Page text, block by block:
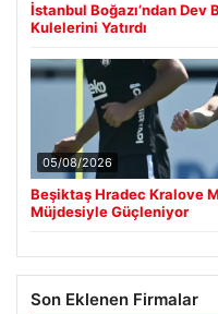
İstanbul Boğazı’ndan
Kulelerini Yatırdı
05/08/2026
Beşiktaş Hradec Kralove
Müjdesiyle Güçleniyor
Son Eklenen Firmalar